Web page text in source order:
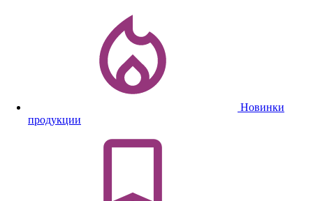
Новинки
продукции